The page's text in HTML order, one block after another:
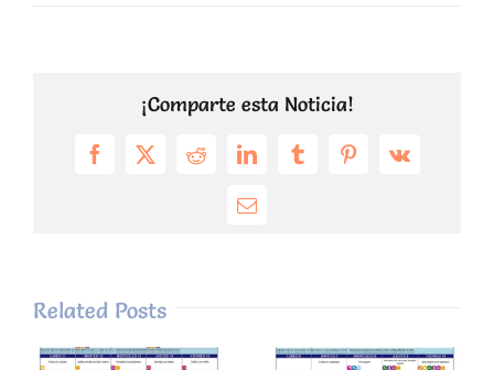
¡Comparte esta Noticia!
Facebook
X RedditLinkedInTumblrPinterest
Vk
Email
Related Posts